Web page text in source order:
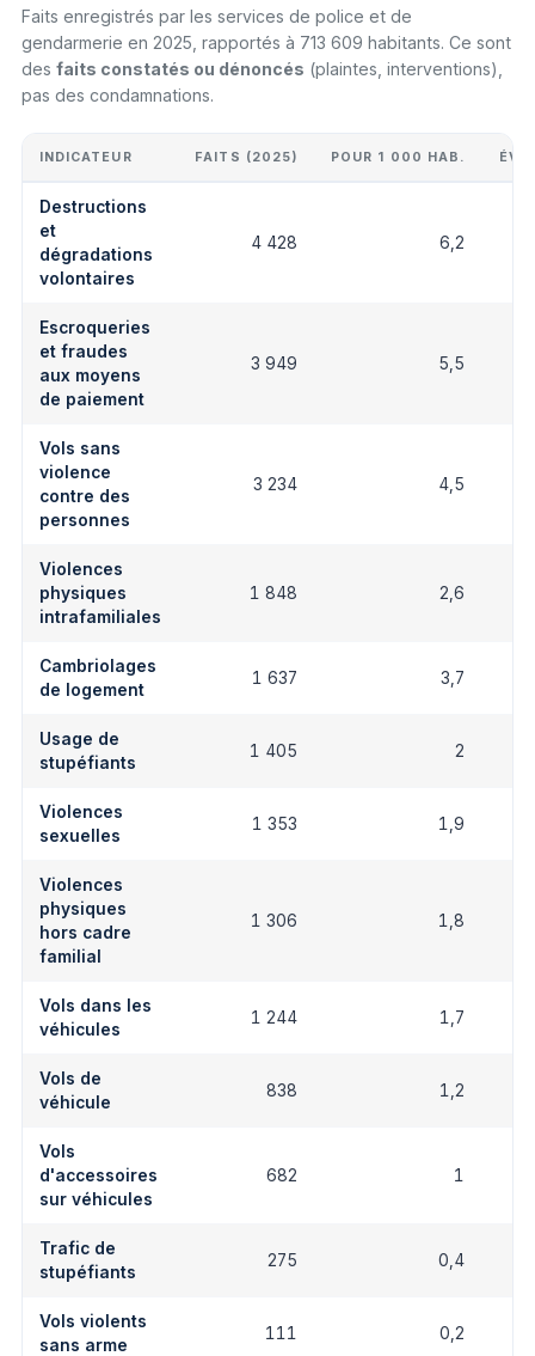
Faits enregistrés par les services de police et de
gendarmerie en 2025, rapportés à 713 609 habitants. Ce sont
des faits constatés ou dénoncés (plaintes, interventions),
pas des condamnations.
INDICATEUR FAITS (2025) POUR 1 000 HAB.
Destructions
et
dégradations
volontaires
4 428 6,2
Escroqueries
et fraudes
aux moyens
de paiement
3 949 5,5
Vols sans
violence
contre des
personnes
3 234 4,5
Violences
physiques
intrafamiliales
1 848 2,6
Cambriolages
de logement
1 637 3,7
Usage de
stupéfiants
1 405 2
Violences
sexuelles
1 353 1,9
Violences
physiques
hors cadre
familial
1 306 1,8
Vols dans les
véhicules
1 244 1,7
Vols de
véhicule
838 1,2
Vols
d'accessoires
sur véhicules
682 1
Trafic de
stupéfiants
275 0,4
Vols violents
sans arme
111 0,2